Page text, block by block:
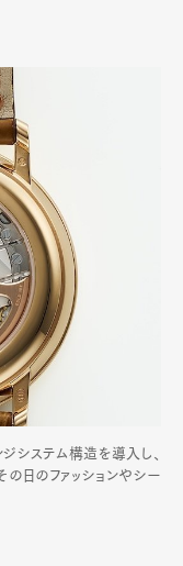
システム構造を導入し、
日のファッションやシー